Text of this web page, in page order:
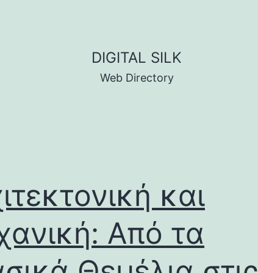
DIGITAL SILK
Web Directory
και
Από τα